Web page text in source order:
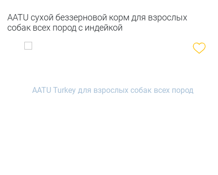
AATU сухой беззерновой корм для взрослых
собак всех пород с индейкой